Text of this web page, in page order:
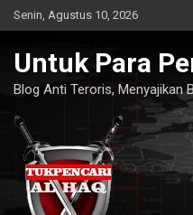
Skip
to
Senin, Agustus 10, 2026
Untuk Para
Blog Anti Teroris, Menyajikan